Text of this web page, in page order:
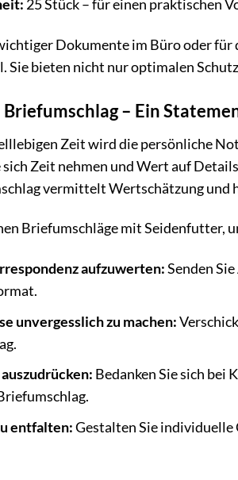
25 Stück – für einen praktischen
Dokumente im Büro oder
Sie bieten nicht nur optimalen
Briefumschlag – Ein
Zeit wird die persönliche
sich Zeit nehmen und Wert auf
vermittelt Wertschätzung und
Briefumschläge mit Seidenfutter,
aufzuwerten:Senden
unvergesslich zu machen:
Bedanken Sie sich bei
entfalten:Gestalten Sie individuelle